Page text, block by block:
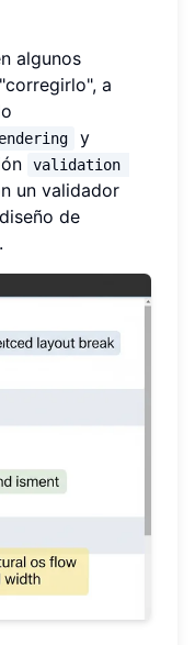
algunos
a
y
validation
un validador
de